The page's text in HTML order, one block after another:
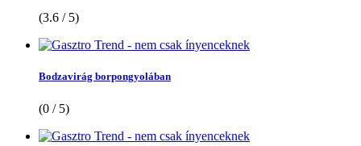
(3.6 / 5)
Bodzavirág borpongyolában
(0 / 5)